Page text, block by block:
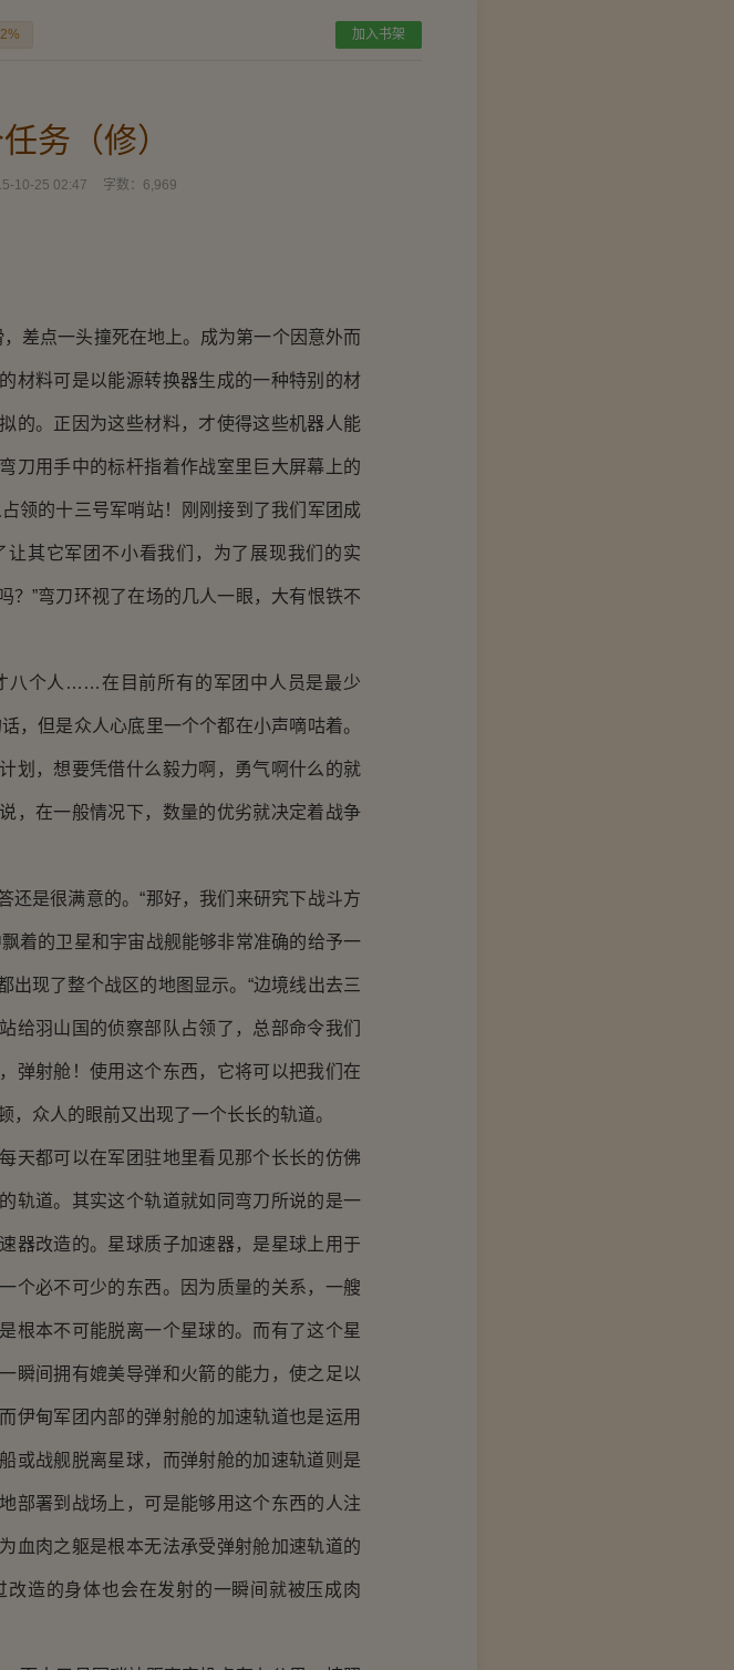
加入书架
务（修）
10-25 02:47 字数： 6,969
点一头撞死在地上。成为第一个因意外而
材料可是以能源转换器生成的一种特别的材
的。正因为这些材料，才使得这些机器人能
刀用手中的标杆指着作战室里巨大屏幕上的
领的十三号军哨站！刚刚接到了我们军团成
其它军团不小看我们，为了展现我们的实
？”弯刀环视了在场的几人一眼，大有恨铁不
个人……在目前所有的军团中人员是最少
，但是众人心底里一个个都在小声嘀咕着。
划，想要凭借什么毅力啊，勇气啊什么的就
，在一般情况下，数量的优劣就决定着战争
是很满意的。“那好，我们来研究下战斗方
着的卫星和宇宙战舰能够非常准确的给予一
现了整个战区的地图显示。“边境线出去三
给羽山国的侦察部队占领了，总部命令我们
弹射舱！使用这个东西，它将可以把我们在
，众人的眼前又出现了一个长长的轨道。
都可以在军团驻地里看见那个长长的仿佛
轨道。其实这个轨道就如同弯刀所说的是一
器改造的。星球质子加速器，是星球上用于
个必不可少的东西。因为质量的关系，一艘
根本不可能脱离一个星球的。而有了这个星
瞬间拥有媲美导弹和火箭的能力，使之足以
伊甸军团内部的弹射舱的加速轨道也是运用
或战舰脱离星球，而弹射舱的加速轨道则是
部署到战场上，可是能够用这个东西的人注
血肉之躯是根本无法承受弹射舱加速轨道的
造的身体也会在发射的一瞬间就被压成肉